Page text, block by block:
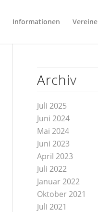
Informationen Vereine
Archiv
Juli 2025
Juni 2024
Mai 2024
Juni 2023
April 2023
Juli 2022
Januar 2022
Oktober 2021
Juli 2021